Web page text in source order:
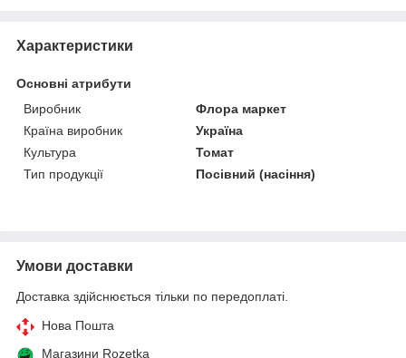
Характеристики
Основні атрибути
Виробник
Флора маркет
Країна виробник
Україна
Культура
Томат
Тип продукції
Посівний (насіння)
Умови доставки
Доставка здійснюється тільки по передоплаті.
Нова Пошта
Магазини Rozetka